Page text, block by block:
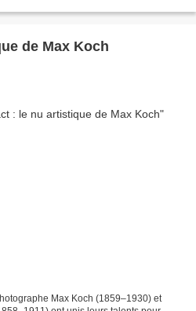
de Max Koch
Max Koch (1859–1930) et